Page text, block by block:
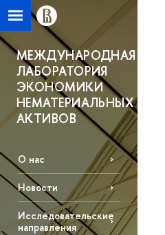
МЕЖДУНАРОДНАЯ
ЛАБОРАТОРИЯ
ЭКОНОМИКИ
НЕМАТЕРИАЛЬНЫХ
АКТИВОВ
О нас
Новости
Исследовательские
направления